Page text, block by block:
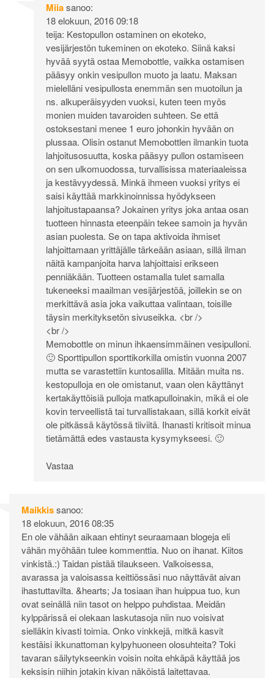
Miiasanoo:
18 elokuun, 2016 09:18
teija: Kestopullon ostaminen on ekoteko,
vesijärjestön tukeminen on ekoteko. Siinä kaksi
hyvää syytä ostaa Memobottle, vaikka ostamisen
pääsyy onkin vesipullon muoto ja laatu. Maksan
mielelläni vesipullosta enemmän sen muotoilun ja
ns. alkuperäisyyden vuoksi, kuten teen myös
monien muiden tavaroiden suhteen. Se että
ostoksestani menee 1 euro johonkin hyvään on
plussaa. Olisin ostanut Memobottlen ilmankin tuota
lahjoitusosuutta, koska pääsyy pullon ostamiseen
on sen ulkomuodossa, turvallisissa materiaaleissa
ja kestävyydessä. Minkä ihmeen vuoksi yritys ei
saisi käyttää markkinoinnissa hyödykseen
lahjoitustapaansa? Jokainen yritys joka antaa osan
tuotteen hinnasta eteenpäin tekee samoin ja hyvän
asian puolesta. Se on tapa aktivoida ihmiset
lahjoittamaan yrittäjälle tärkeään asiaan, sillä ilman
näitä kampanjoita harva lahjoittaisi erikseen
penniäkään. Tuotteen ostamalla tulet samalla
tukeneeksi maailman vesijärjestöä, joillekin se on
merkittävä asia joka vaikuttaa valintaan, toisille
täysin merkityksetön sivuseikka. <br />
<br />
Memobottle on minun ihkaensimmäinen vesipulloni.
🙂 Sporttipullon sporttikorkilla omistin vuonna 2007
mutta se varastettiin kuntosalilla. Mitään muita ns.
kestopulloja en ole omistanut, vaan olen käyttänyt
kertakäyttöisiä pulloja matkapulloinakin, mikä ei ole
kovin terveellistä tai turvallistakaan, sillä korkit eivät
ole pitkässä käytössä tiiviitä. Ihanasti kritisoit minua
tietämättä edes vastausta kysymykseesi. 🙂
Vastaa
Maikkissanoo:
18 elokuun, 2016 08:35
En ole vähään aikaan ehtinyt seuraamaan blogeja eli
vähän myöhään tulee kommenttia. Nuo on ihanat. Kiitos
vinkistä.:) Taidan pistää tilaukseen. Valkoisessa,
avarassa ja valoisassa keittiössäsi nuo näyttävät aivan
ihastuttavilta. &hearts; Ja tosiaan ihan huippua tuo, kun
ovat seinällä niin tasot on helppo puhdistaa. Meidän
kylppärissä ei olekaan laskutasoja niin nuo voisivat
sielläkin kivasti toimia. Onko vinkkejä, mitkä kasvit
kestäisi ikkunattoman kylpyhuoneen olosuhteita? Toki
tavaran säilytykseenkin voisin noita ehkäpä käyttää jos
keksisin niihin jotakin kivan näköistä laitettavaa.